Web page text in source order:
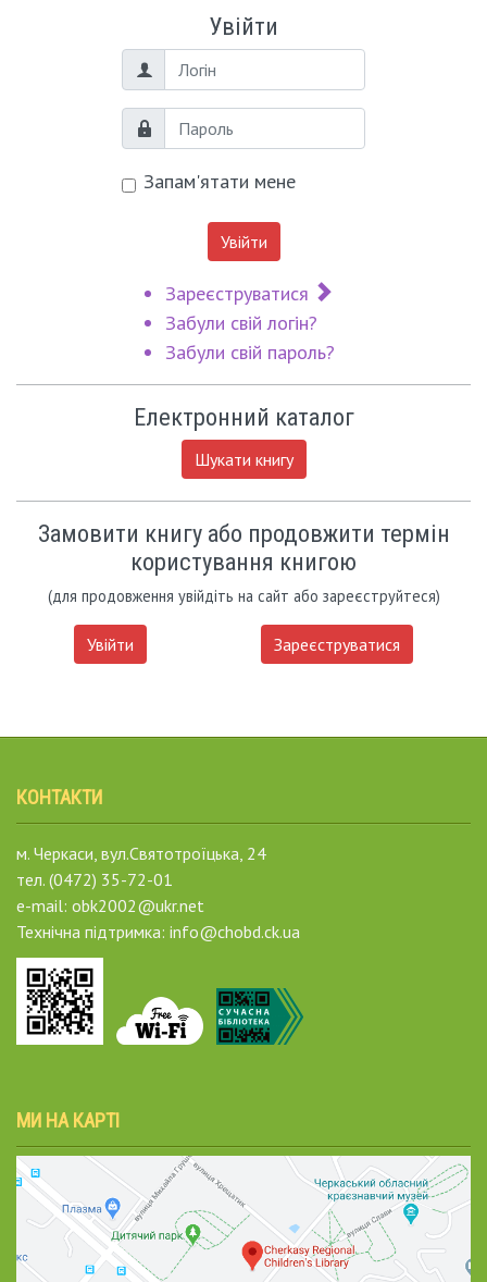
Увійти
Логін
Пароль
Запам'ятати мене
Увійти
Зареєструватися
Забули свій логін?
Забули свій пароль?
Електронний каталог
Шукати книгу
Замовити книгу або продовжити термін
користування книгою
(для продовження увійдіть на сайт або зареєструйтеся)
Увійти Зареєструватися
КОНТАКТИ
м. Черкаси, вул.Святотроїцька, 24
тел. (0472) 35-72-01
e-mail: obk2002@ukr.net
Технічна підтримка: info@chobd.ck.ua
МИ НА КАРТІ